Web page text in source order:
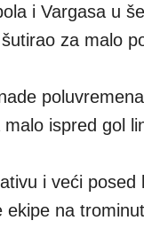
i Vargasa u
za malo
ispred gol
i veći
ekipe na